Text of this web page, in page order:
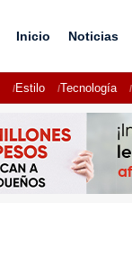
Inicio Noticias
Estilo Tecnología